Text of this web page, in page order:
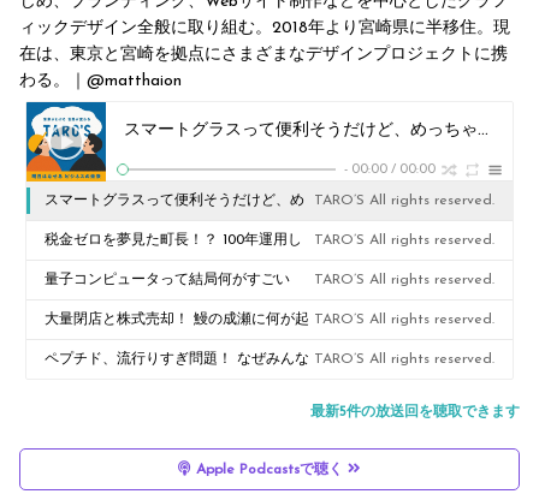
ィックデザイン全般に取り組む。2018年より宮崎県に半移住。現
在は、東京と宮崎を拠点にさまざまなデザインプロジェクトに携
わる。｜@matthaion
スマートグラスって便利そうだけど、めっちゃ盗撮されてる。普及するのか、規制されるのか。その先の世界、想像してみた。
- 00:00 / 00:00
スマートグラスって便利そうだけど、め
っちゃ盗撮されてる。普及するのか、規
制されるのか。その先の世界、想像して
みた。
TARO’S All rights reserved.
税金ゼロを夢見た町長！？ 100年運用し
た100円はいくらになった？
TARO’S All rights reserved.
量子コンピュータって結局何がすごい
の？ カフェイン一杯から世界の裏側まで
TARO’S All rights reserved.
大量閉店と株式売却！ 鰻の成瀬に何が起
きた！？
TARO’S All rights reserved.
ペプチド、流行りすぎ問題！ なぜみんな TARO’S All rights reserved.
最新5件の放送回を聴取できます
Apple Podcastsで聴く